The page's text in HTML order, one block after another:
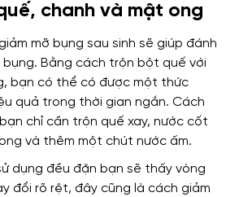
chanh và mật ong
mỡ bụng sau sinh sẽ giúp đánh
bụng. Bằng cách trộn bột quế với
bạn có thể có được một thức
quả trong thời gian ngắn. Cách
chỉ cần trộn quế xay, nước cốt
và thêm một chút nước ấm.
dụng đều đặn bạn sẽ thấy vòng
đổi rõ rệt, đây cũng là cách giảm